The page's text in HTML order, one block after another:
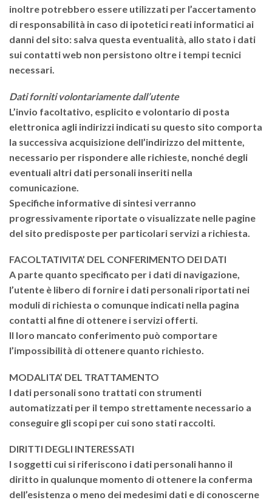
inoltre potrebbero essere utilizzati per l’accertamento
di responsabilità in caso di ipotetici reati informatici ai
danni del sito: salva questa eventualità, allo stato i dati
sui contatti web non persistono oltre i tempi tecnici
necessari.
Dati forniti volontariamente dall’utente
L’invio facoltativo, esplicito e volontario di posta
elettronica agli indirizzi indicati su questo sito comporta
la successiva acquisizione dell’indirizzo del mittente,
necessario per rispondere alle richieste, nonché degli
eventuali altri dati personali inseriti nella
comunicazione.
Specifiche informative di sintesi verranno
progressivamente riportate o visualizzate nelle pagine
del sito predisposte per particolari servizi a richiesta.
FACOLTATIVITA’ DEL CONFERIMENTO DEI DATI
A parte quanto specificato per i dati di navigazione,
l’utente è libero di fornire i dati personali riportati nei
moduli di richiesta o comunque indicati nella pagina
contatti al fine di ottenere i servizi offerti.
Il loro mancato conferimento può comportare
l’impossibilità di ottenere quanto richiesto.
MODALITA’ DEL TRATTAMENTO
I dati personali sono trattati con strumenti
automatizzati per il tempo strettamente necessario a
conseguire gli scopi per cui sono stati raccolti.
DIRITTI DEGLI INTERESSATI
I soggetti cui si riferiscono i dati personali hanno il
diritto in qualunque momento di ottenere la conferma
dell’esistenza o meno dei medesimi dati e di conoscerne